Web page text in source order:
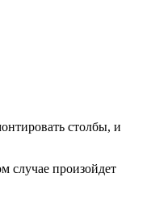
столбы, и
случае произойдет